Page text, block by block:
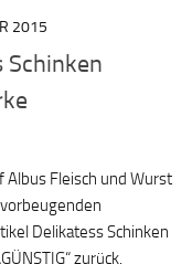
2015
Schinken
Albus Fleisch und Wurst
Delikatess Schinken
zurück.